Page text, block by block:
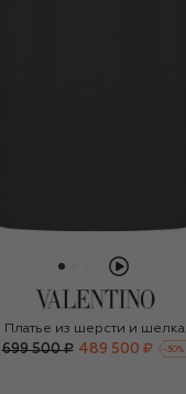
Valentino
Платье из шерсти и шелка
699 500 ₽ 489 500 ₽ -30%